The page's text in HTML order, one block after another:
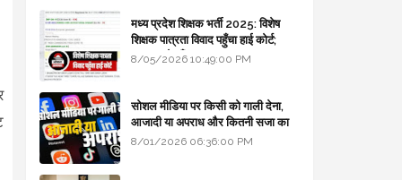
मध्य प्रदेश शिक्षक भर्ती 2025: विशेष
शिक्षक पात्रता विवाद पहुँचा हाई कोर्ट;
सरकार से माँगा जवाब
8/05/2026 10:49:00 PM
सोशल मीडिया पर किसी को गाली देना,
आजादी या अपराध और कितनी सजा का
प्रावधान - free legal advice
8/01/2026 06:36:00 PM